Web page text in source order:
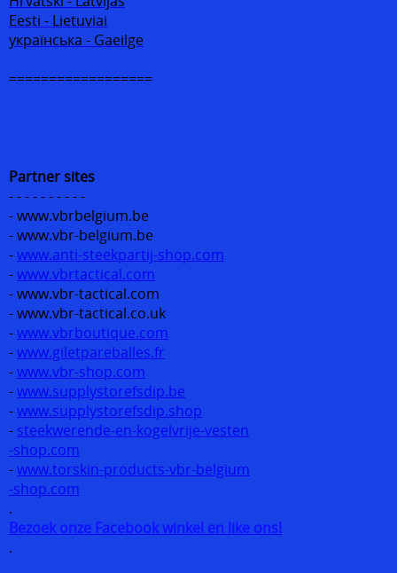
Eesti - Lietuviai
українська - Gaeilge
==================
Partner sites
- - - - - - - - - -
- www.vbrbelgium.be
- www.vbr-belgium.be
-www.anti-steekpartij-shop.com
-www.vbrtactical.com
- www.vbr-tactical.com
- www.vbr-tactical.co.uk
-www.vbrboutique.com
-www.giletpareballes.fr
-www.vbr-shop.com
-www.supplystorefsdip.be
-www.supplystorefsdip.shop
- steekwerende-en-kogelvrije-vesten
-shop.com
-www.torskin-products-vbr-belgium
-shop.com
.
Bezoek onze Facebook winkel en like ons!
.